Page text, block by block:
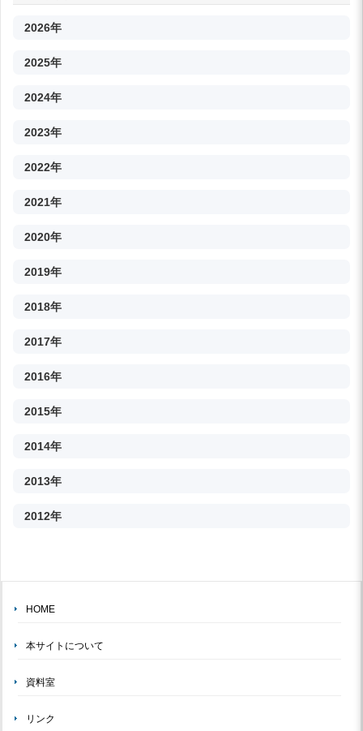
2026年
2025年
2024年
2023年
2022年
2021年
2020年
2019年
2018年
2017年
2016年
2015年
2014年
2013年
2012年
HOME
本サイトについて
資料室
リンク